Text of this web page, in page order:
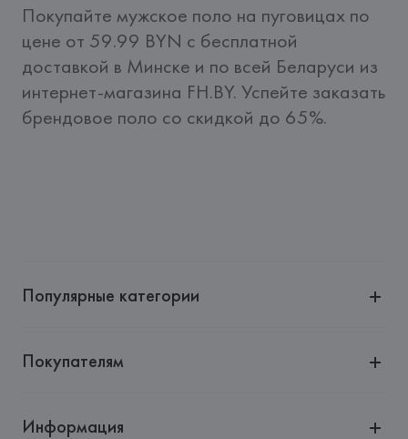
Покупайте мужское поло на пуговицах по
цене от 59.99 BYN c бесплатной
доставкой в Минске и по всей Беларуси из
интернет-магазина FH.BY. Успейте заказать
брендовое поло со скидкой до 65%.
Популярные категории
Покупателям
Информация